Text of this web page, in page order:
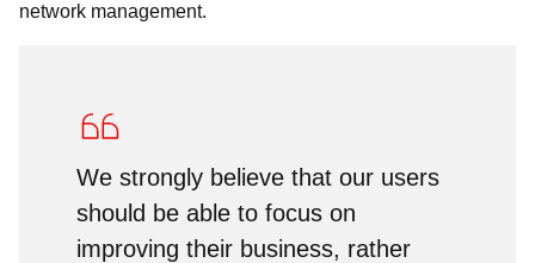
network management.
We strongly believe that our users
should be able to focus on
improving their business, rather